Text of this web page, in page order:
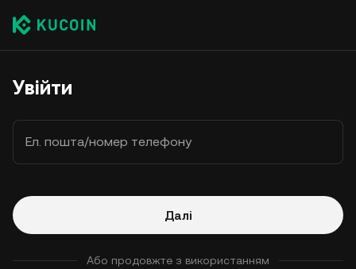
Увійти
Ел. пошта/номер телефону
Далі
Або продовжте з використанням